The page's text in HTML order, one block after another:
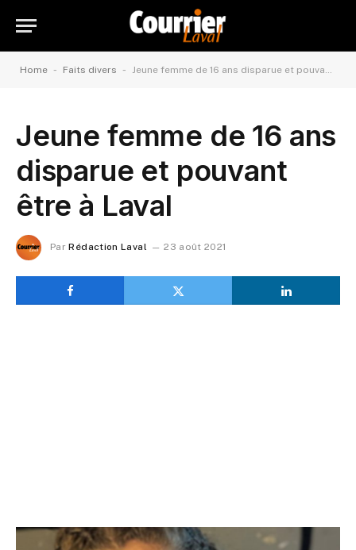
Home - Faits divers - Jeune femme de 16 ans disparue et pouvant être à Laval
Jeune femme de 16 ans
disparue et pouvant
être à Laval
Par Rédaction Laval 23 août 2021